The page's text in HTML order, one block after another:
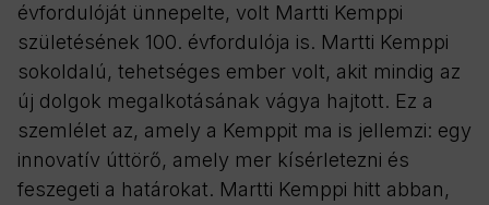
évfordulóját ünnepelte, volt Martti Kemppi
születésének 100. évfordulója is. Martti Kemppi
sokoldalú, tehetséges ember volt, akit mindig az
új dolgok megalkotásának vágya hajtott. Ez a
szemlélet az, amely a Kemppit ma is jellemzi: egy
innovatív úttörő, amely mer kísérletezni és
feszegeti a határokat. Martti Kemppi hitt abban,